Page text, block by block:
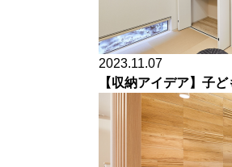
2023.11.07
【収納アイデア】子